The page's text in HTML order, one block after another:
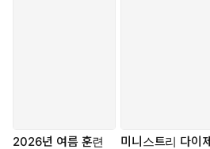
2026년 여름 훈련
미니스트리 다이제